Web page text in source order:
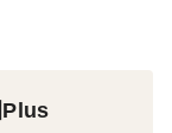
さは木頭柚子よ
ます。
Plus